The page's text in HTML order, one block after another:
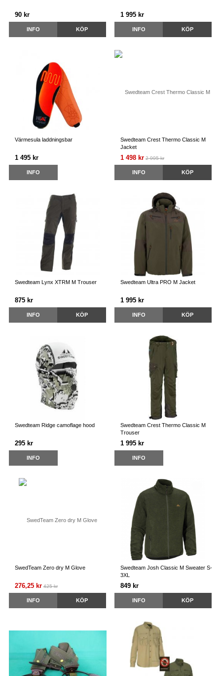
90 kr
INFO KÖP
1 995 kr
INFO KÖP
Värmesula laddningsbar
1 495 kr
INFO
Swedteam Crest Thermo Classic M
Jacket
1 498 kr 2 995 kr
INFO KÖP
Swedteam Lynx XTRM M Trouser
875 kr
INFO KÖP
Swedteam Ultra PRO M Jacket
1 995 kr
INFO KÖP
Swedteam Ridge camoflage hood
295 kr
INFO
Swedteam Crest Thermo Classic M
Trouser
1 995 kr
INFO
SwedTeam Zero dry M Glove
276,25 kr 425 kr
INFO KÖP
Swedteam Josh Classic M Sweater S-
3XL
849 kr
INFO KÖP